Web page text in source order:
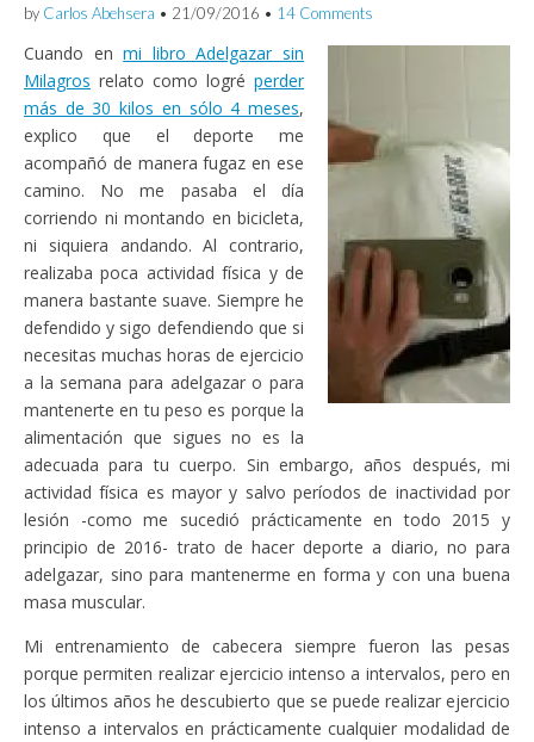
by Carlos Abehsera • 21/09/2016 • 14 Comments
Cuando enmi libro Adelgazar sin
Milagros relato como logré perder
más de 30 kilos en sólo 4 meses,
explico que el deporte me
acompañó de manera fugaz en ese
camino. No me pasaba el día
corriendo ni montando en bicicleta,
ni siquiera andando. Al contrario,
realizaba poca actividad física y de
manera bastante suave. Siempre he
defendido y sigo defendiendo que si
necesitas muchas horas de ejercicio
a la semana para adelgazar o para
mantenerte en tu peso es porque la
alimentación que sigues no es la
adecuada para tu cuerpo. Sin embargo, años después, mi
actividad física es mayor y salvo períodos de inactividad por
lesión -como me sucedió prácticamente en todo 2015 y
principio de 2016- trato de hacer deporte a diario, no para
adelgazar, sino para mantenerme en forma y con una buena
masa muscular.
Mi entrenamiento de cabecera siempre fueron las pesas
porque permiten realizar ejercicio intenso a intervalos, pero en
los últimos años he descubierto que se puede realizar ejercicio
intenso a intervalos en prácticamente cualquier modalidad de